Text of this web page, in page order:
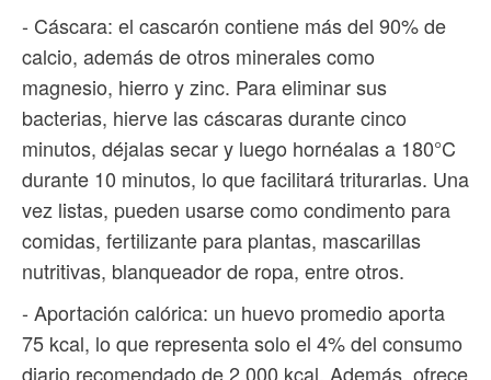
- Cáscara: el cascarón contiene más del 90% de
calcio, además de otros minerales como
magnesio, hierro y zinc. Para eliminar sus
bacterias, hierve las cáscaras durante cinco
minutos, déjalas secar y luego hornéalas a 180°C
durante 10 minutos, lo que facilitará triturarlas. Una
vez listas, pueden usarse como condimento para
comidas, fertilizante para plantas, mascarillas
nutritivas, blanqueador de ropa, entre otros.
- Aportación calórica: un huevo promedio aporta
75 kcal, lo que representa solo el 4% del consumo
diario recomendado de 2,000 kcal. Además, ofrece